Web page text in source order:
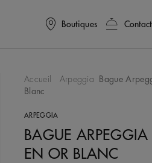
Boutiques
Accueil Arpeggia
Bague
Blanc
ARPEGGIA
BAGUE
EN OR BLANC